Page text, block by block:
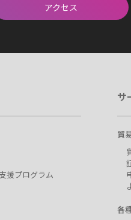
アクセス
援プログラム
サ
貿
各